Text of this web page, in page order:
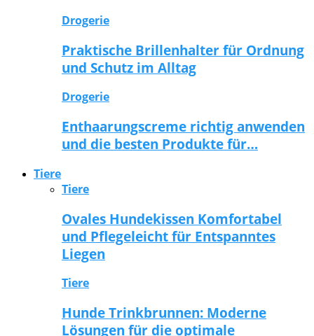
Drogerie
Praktische Brillenhalter für Ordnung
und Schutz im Alltag
Drogerie
Enthaarungscreme richtig anwenden
und die besten Produkte für…
Tiere
Tiere
Ovales Hundekissen Komfortabel
und Pflegeleicht für Entspanntes
Liegen
Tiere
Hunde Trinkbrunnen: Moderne
Lösungen für die optimale